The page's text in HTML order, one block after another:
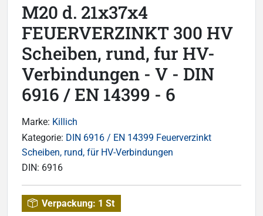
M20 d. 21x37x4
FEUERVERZINKT 300 HV
Scheiben, rund, fur HV-
Verbindungen - V - DIN
6916 / EN 14399 - 6
Marke: Killich
Kategorie: DIN 6916 / EN 14399 Feuerverzinkt
Scheiben, rund, für HV-Verbindungen
DIN: 6916
Verpackung: 1 St